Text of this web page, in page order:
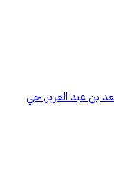
بن عبد العزيز, حي